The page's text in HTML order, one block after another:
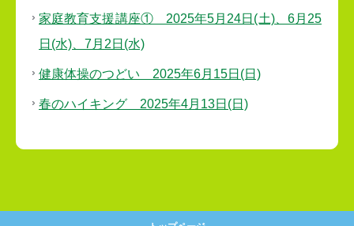
家庭教育支援講座① 2025年5月24日(土)、6月25
日(水)、7月2日(水)
健康体操のつどい 2025年6月15日(日)
春のハイキング 2025年4月13日(日)